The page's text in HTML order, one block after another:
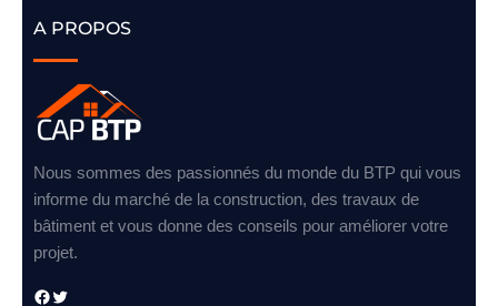
A PROPOS
Nous sommes des passionnés du monde du BTP qui vous
informe du marché de la construction, des travaux de
bâtiment et vous donne des conseils pour améliorer votre
projet.
Facebook Twitter